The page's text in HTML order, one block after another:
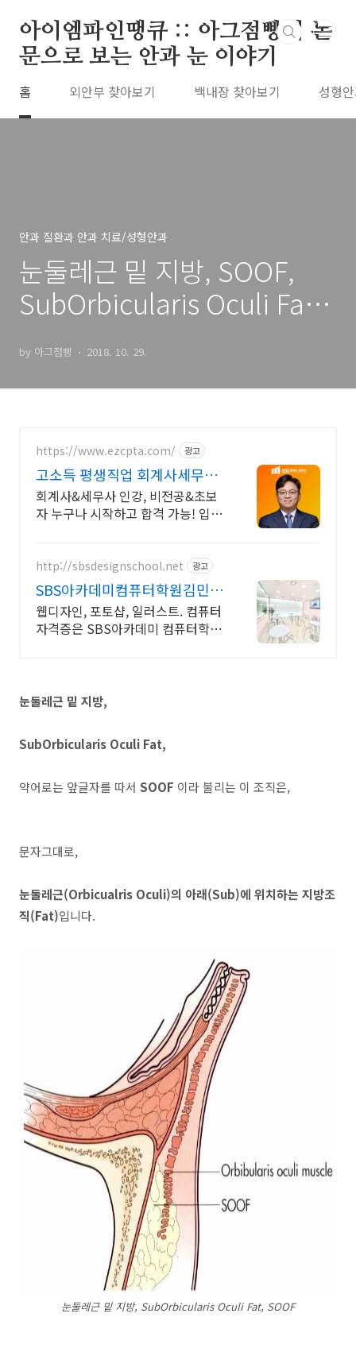
아이엠파인땡큐 :: 아그점빵의 논
문으로 보는 안과 눈 이야기
홈 외안부 찾아보기 백내장 찾아보기 성형
안과 질환과 안과 치료/성형안과
눈둘레근 밑 지방, SOOF,
SubOrbicularis Oculi Fat
Muscular Aponeurotic
System
by 아그점빵 2018. 10. 29.
https://www.ezcpta.com/ 광고
고소득 평생직업 회계사세무사
합격생들이 선택한 학원
회계사&세무사 인강, 비전공&초보
자 누구나 시작하고 합격 가능! 입문
http://sbsdesignschool.net 광고
SBS아카데미컴퓨터학원김민지
커리큘럼/수강료문의
웹디자인, 포토샵, 일러스트. 컴퓨터
자격증은 SBS아카데미 컴퓨터학원
눈둘레근 밑 지방,
SubOrbicularis Oculi Fat,
약어로는 앞글자를 따서 SOOF 이라 불리는 이 조직은,
문자그대로,
눈둘레근(Orbicualris Oculi)의 아래(Sub)에 위치하는 지방조
직(Fat)입니다.
눈둘레근 밑 지방, SubOrbicularis Oculi Fat, SOOF